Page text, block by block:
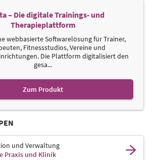
– Die digitale Trainings- und
Therapieplattform
webbasierte Softwarelösung für Trainer,
Fitnessstudios, Vereine und
Die Plattform digitalisiert den
gesa...
Zum Produkt
und Verwaltung
Praxis und Klinik